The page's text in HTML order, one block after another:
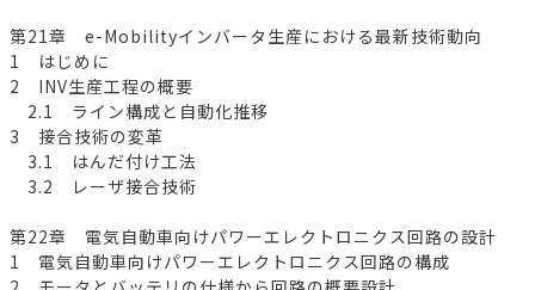
第21章 e-Mobilityインバータ生産における最新技術動向
1 はじめに
2 INV生産工程の概要
2.1 ライン構成と自動化推移
3 接合技術の変革
3.1 はんだ付け工法
3.2 レーザ接合技術
第22章 電気自動車向けパワーエレクトロニクス回路の設計
1 電気自動車向けパワーエレクトロニクス回路の構成